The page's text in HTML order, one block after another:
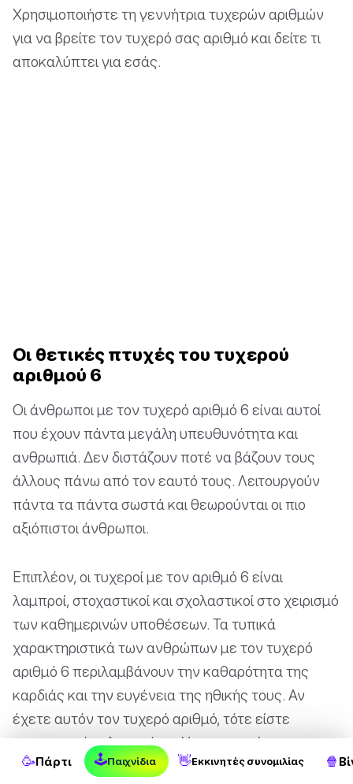
Χρησιμοποιήστε τη γεννήτρια τυχερών αριθμών
για να βρείτε τον τυχερό σας αριθμό και δείτε τι
αποκαλύπτει για εσάς.
Οι θετικές πτυχές του τυχερού
αριθμού 6
Οι άνθρωποι με τον τυχερό αριθμό 6 είναι αυτοί
που έχουν πάντα μεγάλη υπευθυνότητα και
ανθρωπιά. Δεν διστάζουν ποτέ να βάζουν τους
άλλους πάνω από τον εαυτό τους. Λειτουργούν
πάντα τα πάντα σωστά και θεωρούνται οι πιο
αξιόπιστοι άνθρωποι.
Επιπλέον, οι τυχεροί με τον αριθμό 6 είναι
λαμπροί, στοχαστικοί και σχολαστικοί στο χειρισμό
των καθημερινών υποθέσεων. Τα τυπικά
χαρακτηριστικά των ανθρώπων με τον τυχερό
αριθμό 6 περιλαμβάνουν την καθαρότητα της
καρδιάς και την ευγένεια της ηθικής τους. Αν
έχετε αυτόν τον τυχερό αριθμό, τότε είστε
πραγματικά ευλογημένοι. Χρησιμοποιήστε τη
γεννήτρια τυχερών αριθμών για να βρείτε τον
🥳Πάρτι 🕹Παιχνίδια 👋Εκκινητές συνομιλίας 🍿